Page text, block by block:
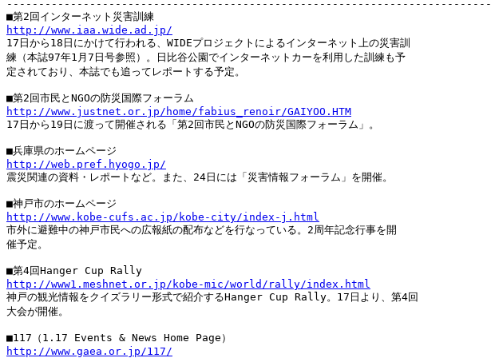
----------------------------------------------------------------------------
http://www.iaa.wide.ad.jp/
17日から18日にかけて行われる、WIDEプロジェクトによるインターネット上の災害訓
練（本誌97年1月7日号参照）。日比谷公園でインターネットカーを利用した訓練も予
定されており、本誌でも追ってレポートする予定。
http://www.justnet.or.jp/home/fabius_renoir/GAIYOO.HTM
17日から19日に渡って開催される「第2回市民とNGOの防災国際フォーラム」。
http://web.pref.hyogo.jp/
震災関連の資料・レポートなど。また、24日には「災害情報フォーラム」を開催。
http://www.kobe-cufs.ac.jp/kobe-city/index-j.html
市外に避難中の神戸市民への広報紙の配布などを行なっている。2周年記念行事を開
催予定。
http://www1.meshnet.or.jp/kobe-mic/world/rally/index.html
神戸の観光情報をクイズラリー形式で紹介するHanger Cup Rally。17日より、第4回
大会が開催。
http://www.gaea.or.jp/117/